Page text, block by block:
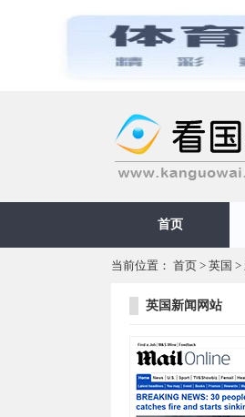
首页
当前位置： 首页 > 英国 >
英国新闻网站